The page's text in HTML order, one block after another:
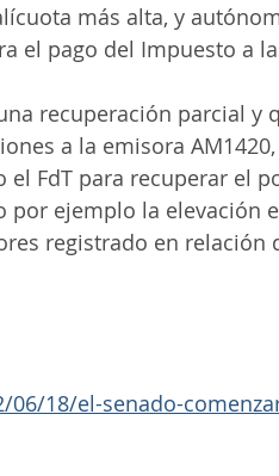
más alta, y
el pago del Impuesto a
recuperación parcial y
a la emisora
FdT para recuperar el
ejemplo la elevación
registrado en relación
18/el-senado-